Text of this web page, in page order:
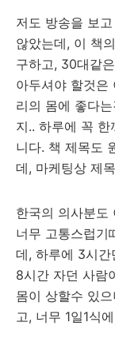
저도 방송을 보
않았는데, 이 책
구하고, 30대같
아두셔야 할것은
리의 몸에 좋다
지.. 하루에 꼭
니다. 책 제목도
데, 마케팅상 제
한국의 의사분도
너무 고통스럽기
데, 하루에 3시
8시간 자던 사람
몸이 상할수 있
고, 너무 1일1식